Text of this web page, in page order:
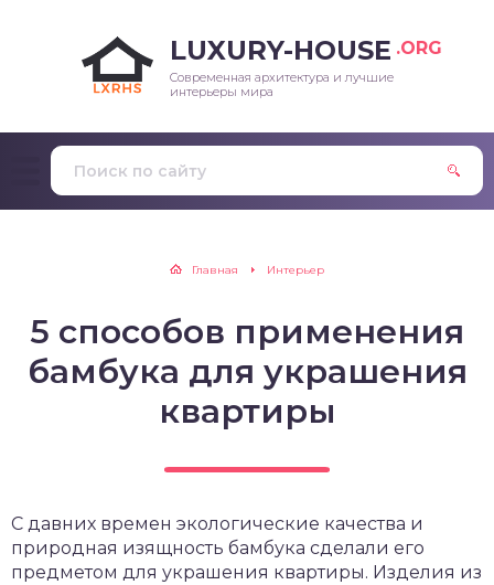
LUXURY-HOUSE .ORG
Современная архитектура и лучшие
интерьеры мира
Главная Интерьер
5 способов применения
бамбука для украшения
квартиры
С давних времен экологические качества и
природная изящность бамбука сделали его
предметом для украшения квартиры. Изделия из